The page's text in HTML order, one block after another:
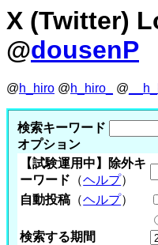
X (Twitter)
@dousenP
@h_hiro @h_hiro_ @
検索キーワード
オプション
【試験運用中】除外キ
ーワード （ヘルプ）
自動投稿 （ヘルプ）
検索する期間